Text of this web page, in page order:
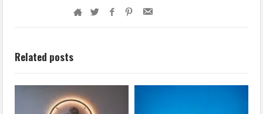
Related posts